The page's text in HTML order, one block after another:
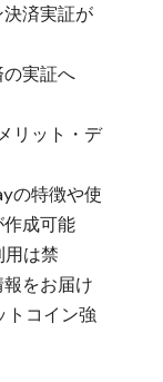
済実証が
実証へ
リット・デ
の特徴や使
成可能
用は禁
をお届け
トコイン強